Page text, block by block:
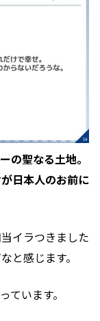
の聖なる土地。
日本人のお前に
イラつきました
と感じます。
ています。